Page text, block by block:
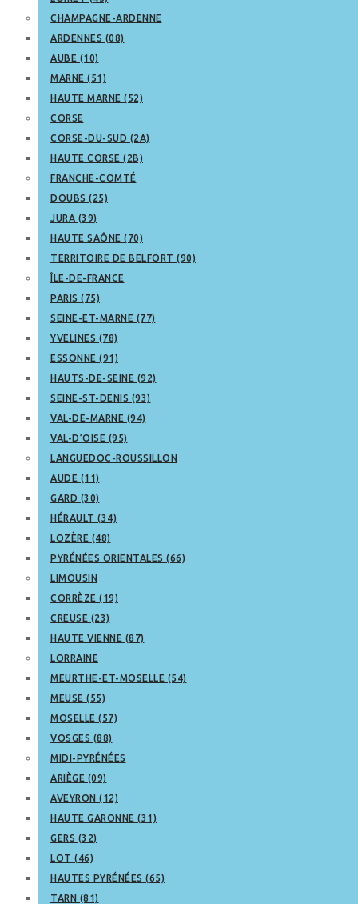
CHAMPAGNE-ARDENNE
ARDENNES (08)
AUBE (10)
MARNE (51)
HAUTE MARNE (52)
CORSE
CORSE-DU-SUD (2A)
HAUTE CORSE (2B)
FRANCHE-COMTÉ
DOUBS (25)
JURA (39)
HAUTE SAÔNE (70)
TERRITOIRE DE BELFORT (90)
ÎLE-DE-FRANCE
PARIS (75)
SEINE-ET-MARNE (77)
YVELINES (78)
ESSONNE (91)
HAUTS-DE-SEINE (92)
SEINE-ST-DENIS (93)
VAL-DE-MARNE (94)
VAL-D’OISE (95)
LANGUEDOC-ROUSSILLON
AUDE (11)
GARD (30)
HÉRAULT (34)
LOZÈRE (48)
PYRÉNÉES ORIENTALES (66)
LIMOUSIN
CORRÈZE (19)
CREUSE (23)
HAUTE VIENNE (87)
LORRAINE
MEURTHE-ET-MOSELLE (54)
MEUSE (55)
MOSELLE (57)
VOSGES (88)
MIDI-PYRÉNÉES
ARIÈGE (09)
AVEYRON (12)
HAUTE GARONNE (31)
GERS (32)
LOT (46)
HAUTES PYRÉNÉES (65)
TARN (81)